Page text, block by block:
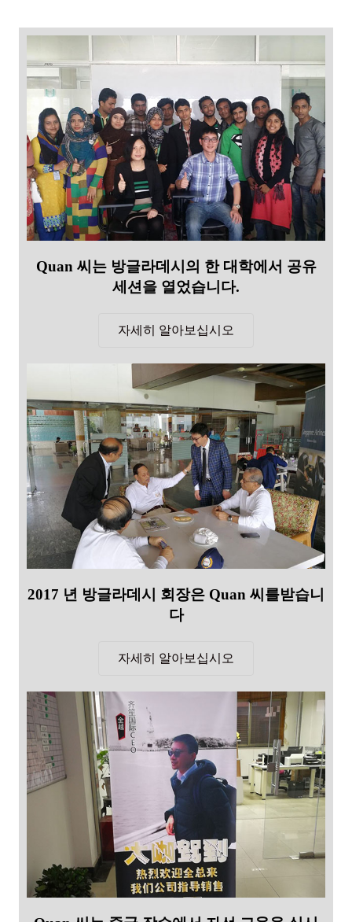
Quan 씨는 방글라데시의 한 대학에서 공유
세션을 열었습니다.
자세히 알아보십시오
2017 년 방글라데시 회장은 Quan 씨를받습니
다
자세히 알아보십시오